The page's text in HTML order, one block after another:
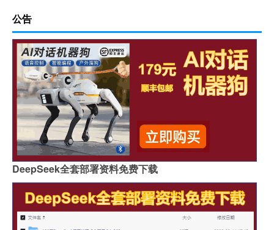
公告
DeepSeek全套部署资料免费下载